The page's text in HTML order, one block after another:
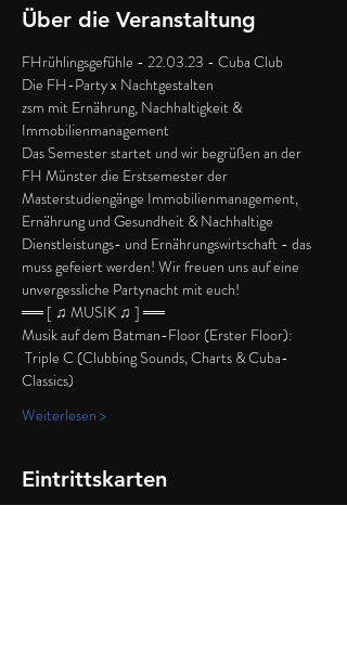
Über die Veranstaltung
FHrühlingsgefühle - 22.03.23 - Cuba Club
Die FH-Party x Nachtgestalten
zsm mit Ernährung, Nachhaltigkeit &
Immobilienmanagement
Das Semester startet und wir begrüßen an der
FH Münster die Erstsemester der
Masterstudiengänge Immobilienmanagement,
Ernährung und Gesundheit & Nachhaltige
Dienstleistungs- und Ernährungswirtschaft - das
muss gefeiert werden! Wir freuen uns auf eine
unvergessliche Partynacht mit euch!
══ [ ♫ MUSIK ♫ ] ══
Musik auf dem Batman-Floor (Erster Floor):
Triple C (Clubbing Sounds, Charts & Cuba-
Classics)
Weiterlesen >
Eintrittskarten